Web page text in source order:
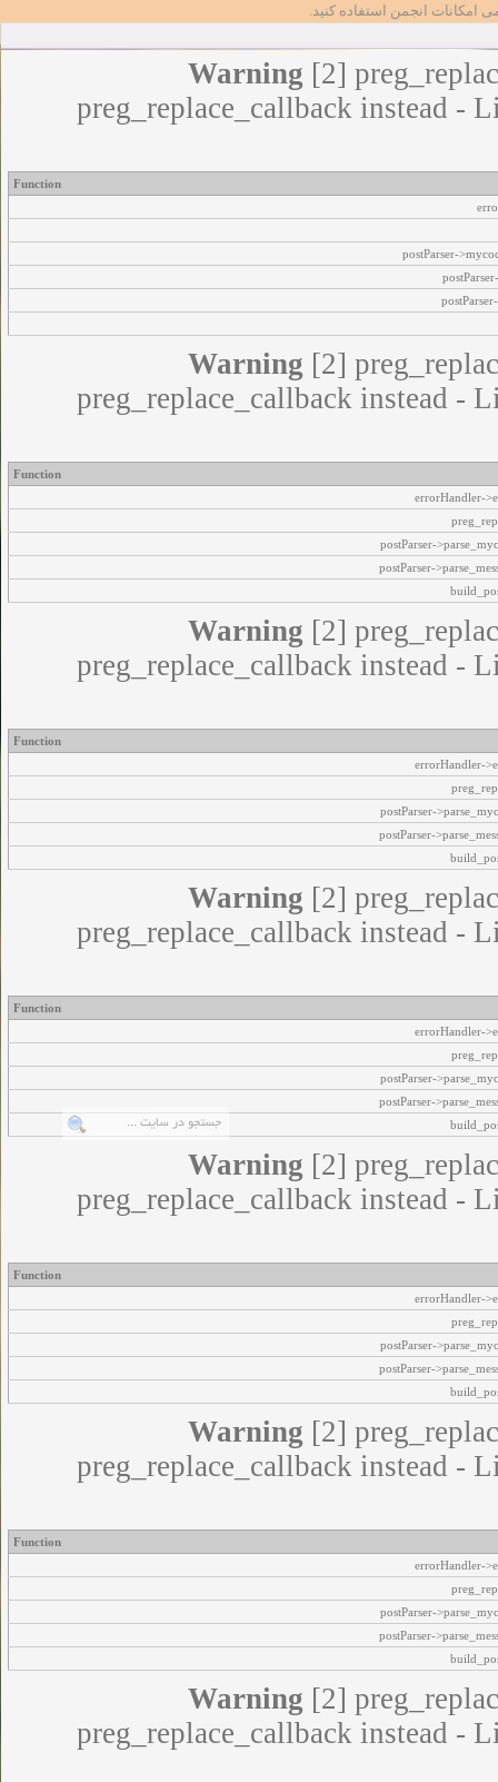
امکانات انجمن استفاده کنید.
Warning [2]
preg_replace_callback instead -
Function
postParser-
Warning [2]
preg_replace_callback instead -
Function
errorHandler-
postParser-
postParser-
Warning [2]
preg_replace_callback instead -
Function
errorHandler-
postParser-
postParser-
Warning [2]
preg_replace_callback instead -
Function
errorHandler-
postParser-
postParser-
Warning [2]
preg_replace_callback instead -
Function
errorHandler-
postParser-
postParser-
Warning [2]
preg_replace_callback instead -
Function
errorHandler-
postParser-
postParser-
Warning [2]
preg_replace_callback instead -